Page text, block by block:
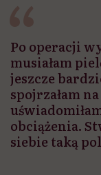
Po operacji
musiałam
jeszcze
spojrzałam
obciążenia.
siebie taką